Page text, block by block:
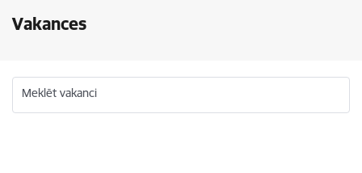
Vakances
Meklēt vakanci